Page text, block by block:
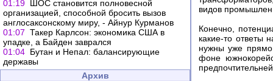
01:19 ШОС становится полновесной
организацией, способной бросить вызов
англосаксонскому миру, - Айнур Курманов
01:07 Такер Карлсон: экономика США в
упадке, а Байден заврался
01:04 Бутан и Непал: балансирующие
державы
Архив
видов
Конечно,
какие-то ответы
нужны уже
фоне